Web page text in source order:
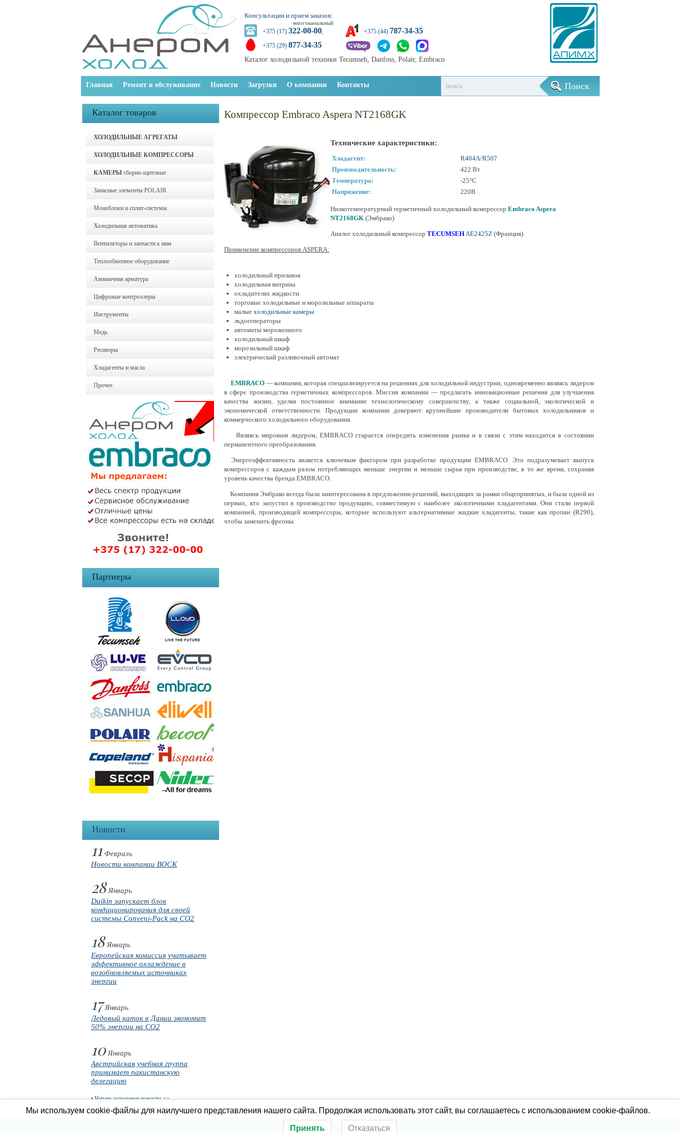
Консультации и прием заказов:
многоканальный
+375 (17) 322-00-00,
+375 (29) 877-34-35
+375 (44) 787-34-35
Каталог холодильной техники Tecumseh, Danfoss, Polair, Embraco
Главная Ремонт и обслуживание Новости Загрузки О компании Контакты
Каталог товаров
ХОЛОДИЛЬНЫЕ АГРЕГАТЫ
ХОЛОДИЛЬНЫЕ КОМПРЕССОРЫ
КАМЕРЫ сборно-щитовые
Запасные элементы POLAIR
Моноблоки и cплит-системы
Холодильная автоматика
Вентиляторы и запчасти к ним
Теплообменное оборудование
Аммиачная арматура
Цифровые контроллеры
Инструменты
Медь
Ресиверы
Хладагенты и масла
Прочее
Партнеры
Новости
11 Февраль
Новости компании BOCK
28Январь
Daikin запускает блок
кондиционирования для своей
системы Conveni-Pack на CO2
18Январь
Европейская комиссия учитывает
эффективное охлаждение в
возобновляемых источниках
энергии
17Январь
Ледовый каток в Дании экономит
50% энергии на CO2
10Январь
Австрийская учебная группа
принимает пакистанскую
делегацию
• Читать остальные новости >>
Компрессор Embraco Aspera NT2168GK
Технические характеристики:
Хладагент: R404A/R507
Производительность:
422 Вт
Температура:
-25°С
Напряжение:
220В
Низкотемпературный герметичный холодильный компрессор Embraco Aspera
NT2168GK (Эмбрако)
Аналог холодильный компрессор TECUMSEHAE2425Z (Франция)
Применение компрессоров ASPERA:
холодильный прилавок
холодильная витрина
охладителях жидкости
торговые холодильные и морозильные аппараты
малые холодильные камеры
льдогенераторы
автоматы мороженного
холодильный шкаф
морозильный шкаф
электрический разливочный автомат
EMBRACO— компания, которая специализируется на решениях для холодильной индустрии, одновременно являясь лидером
в сфере производства герметичных компрессоров. Миссия компании — предлагать инновационные решения для улучшения
качества жизни, уделяя постоянное внимание технологическому совершенству, а также социальной, экологической и
экономической ответственности. Продукции компании доверяют крупнейшие производители бытовых холодильников и
коммерческого холодильного оборудования.
Являясь мировым лидером, EMBRACO старается опередить изменения рынка и в связи с этим находится в состоянии
перманентного преобразования.
Энергоэффективность является ключевым фактором при разработке продукции EMBRACO. Это подразумевает выпуск
компрессоров с каждым разом потребляющих меньше энергии и меньше сырья при производстве, в то же время, сохраняя
уровень качества бренда EMBRACO.
Компания Эмбрако всегда была заинтересована в предложении решений, выходящих за рамки общепринятых, и была одной из
первых, кто запустил в производство продукцию, совместимую с наиболее экологичными хладагентами. Они стали первой
компанией, производящей компрессоры, которые используют альтернативные жидкие хладагенты, такие как пропан (R290),
чтобы заменить фреоны.
Ремонт холодильного оборудования
Мы используем cookie-файлы для наилучшего представления нашего сайта. Продолжая использовать этот сайт, вы соглашаетесь с использованием cookie-файлов.
Принять Отказаться